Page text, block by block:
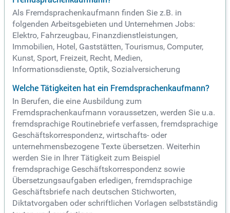
Als Fremdsprachenkaufmann finden Sie z.B. in
folgenden Arbeitsgebieten und Unternehmen Jobs:
Elektro, Fahrzeugbau, Finanzdienstleistungen,
Immobilien, Hotel, Gaststätten, Tourismus, Computer,
Kunst, Sport, Freizeit, Recht, Medien,
Informationsdienste, Optik, Sozialversicherung
Welche Tätigkeiten hat ein Fremdsprachenkaufmann?
In Berufen, die eine Ausbildung zum
Fremdsprachenkaufmann voraussetzen, werden Sie u.a.
fremdsprachige Routinebriefe verfassen, fremdsprachige
Geschäftskorrespondenz, wirtschafts- oder
unternehmensbezogene Texte übersetzen. Weiterhin
werden Sie in Ihrer Tätigkeit zum Beispiel
fremdsprachige Geschäftskorrespondenz sowie
Übersetzungsaufgaben erledigen, fremdsprachige
Geschäftsbriefe nach deutschen Stichworten,
Diktatvorgaben oder schriftlichen Vorlagen selbstständig